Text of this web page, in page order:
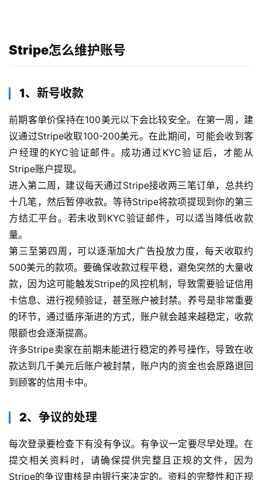
Stripe怎么维护账号
1、新号收款
前期客单价保持在100美元以下会比较安全。在第一周，建
议通过Stripe收取100-200美元。在此期间，可能会收到客
户经理的KYC验证邮件。成功通过KYC验证后，才能从
Stripe账户提现。
进入第二周，建议每天通过Stripe接收两三笔订单，总共约
十几笔，然后暂停收款。等待Stripe将款项提现到你的第三
方结汇平台。若未收到KYC验证邮件，可以适当降低收款
量。
第三至第四周，可以逐渐加大广告投放力度，每天收取约
500美元的款项。要确保收款过程平稳，避免突然的大量收
款，因为这可能触发Stripe的风控机制，导致需要验证信用
卡信息、进行视频验证，甚至账户被封禁。养号是非常重要
的环节，通过循序渐进的方式，账户就会越来越稳定，收款
限额也会逐渐提高。
许多Stripe卖家在前期未能进行稳定的养号操作，导致在收
款达到几千美元后账户被封禁，账户内的资金也会原路退回
到顾客的信用卡中。
2、争议的处理
每次登录要检查下有没有争议。有争议一定要尽早处理。在
提交相关资料时，请确保提供完整且正规的文件，因为
Stripe的争议审核是由银行来决定的。资料的完整性和正规